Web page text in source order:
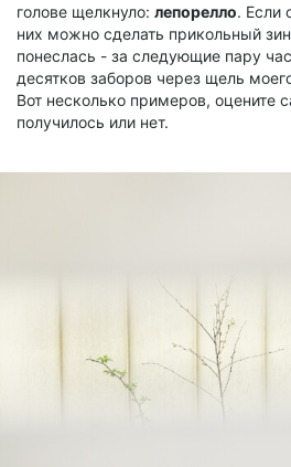
голове щелкнуло: лепорелло. Если
них можно сделать прикольный
понеслась - за следующие пару
десятков заборов через щель
Вот несколько примеров, оцените
получилось или нет.